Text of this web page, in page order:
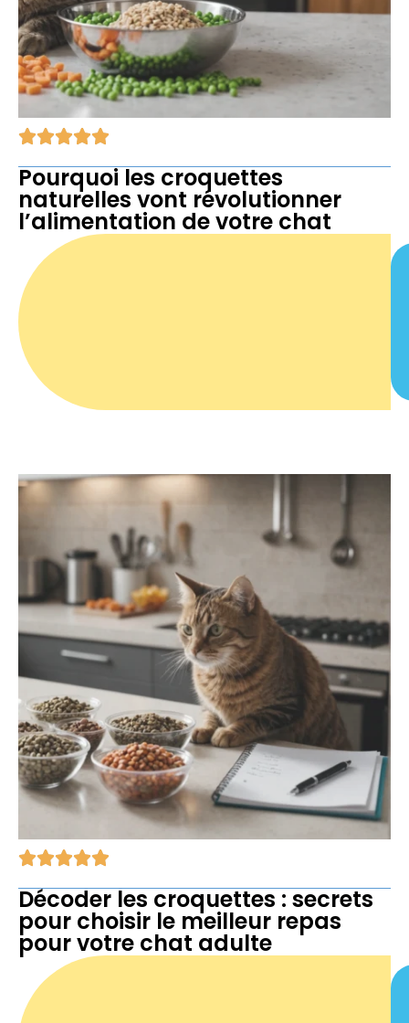
Pourquoi les croquettes
naturelles vont révolutionner
l’alimentation de votre chat
Décoder les croquettes : secrets
pour choisir le meilleur repas
pour votre chat adulte